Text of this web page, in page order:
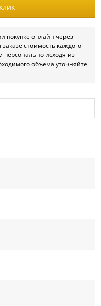
покупке онлайн через
стоимость каждого
персонально исходя из
объема уточняйте